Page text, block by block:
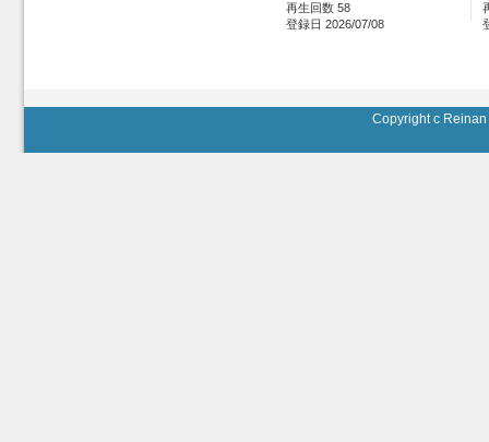
再生回数 58
登録日 2026/07/08
Copyright c